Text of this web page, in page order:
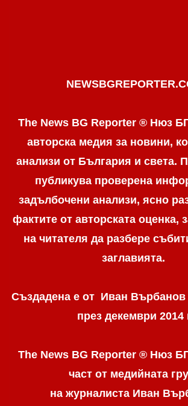
The News BG Reporter ® Нюз
авторска медия за новини,
анализи от България и света.
публикува проверена
задълбочени анализи, ясно
фактите от авторската оценка,
на читателя да разбере
заглавията.
Създадена е от Иван Върбанов
през декември 2014
The News BG Reporter ® Нюз
част от медийната
на журналиста Иван